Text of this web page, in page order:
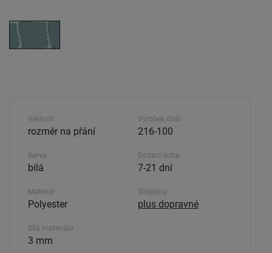
Velikost
rozměr na přání
Barva
bílá
Materiál
Polyester
Síla materiálu
3 mm
Výrobek číslo
216-100
Dodací doba.
7-21 dní
Shipping
plus dopravné